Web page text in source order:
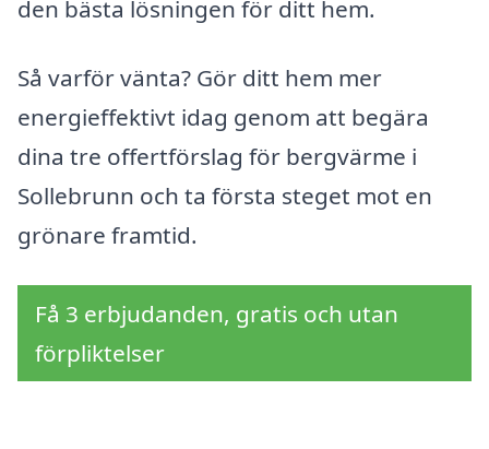
den bästa lösningen för ditt hem.
Så varför vänta? Gör ditt hem mer
energieffektivt idag genom att begära
dina tre offertförslag för bergvärme i
Sollebrunn och ta första steget mot en
grönare framtid.
Få 3 erbjudanden, gratis och utan
förpliktelser